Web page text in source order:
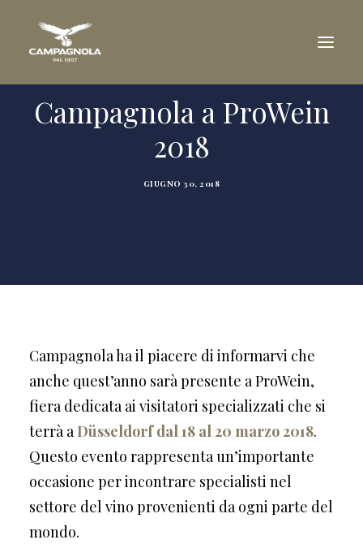
AZIENDA
CONTATTI
Campagnola a ProWein
2018
GIUGNO 30, 2018
Campagnola ha il piacere di informarvi che
anche quest’anno sarà presente a ProWein,
fiera dedicata ai visitatori specializzati che si
terrà aDüsseldorf dal 18 al 20 marzo 2018.
Questo evento rappresenta un’importante
occasione per incontrare specialisti nel
settore del vino provenienti da ogni parte del
mondo.